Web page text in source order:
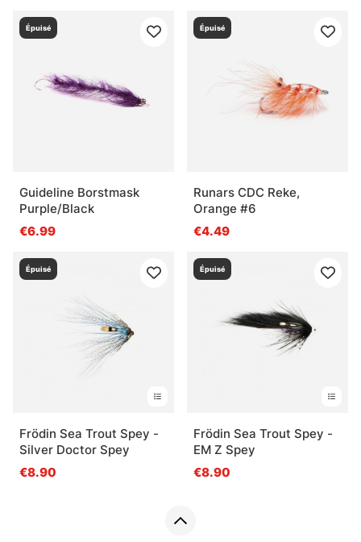
Épuisé
Guideline Borstmask
Purple/Black
€6.99
Épuisé
Runars CDC Reke,
Orange #6
€4.49
Épuisé
Frödin Sea Trout Spey -
Silver Doctor Spey
€8.90
Épuisé
Frödin Sea Trout Spey -
EM Z Spey
€8.90